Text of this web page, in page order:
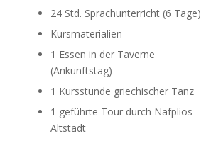
24 Std. Sprachunterricht (6 Tage)
Kursmaterialien
1 Essen in der Taverne
(Ankunftstag)
1 Kursstunde griechischer Tanz
1 geführte Tour durch Nafplios
Altstadt